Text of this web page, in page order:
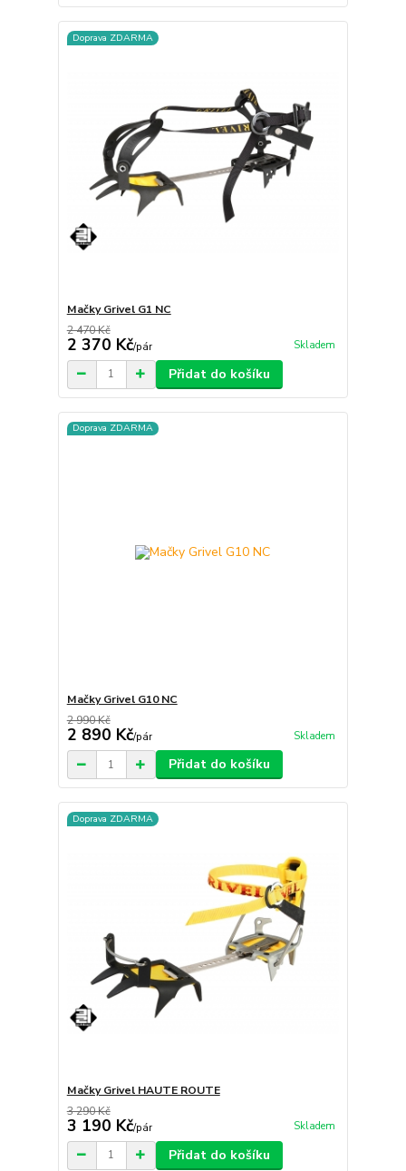
Doprava ZDARMA
Mačky Grivel G1 NC
2 470 Kč
2 370 Kč/pár Skladem
Přidat do košíku
Doprava ZDARMA
Mačky Grivel G10 NC
2 990 Kč
2 890 Kč/pár Skladem
Přidat do košíku
Doprava ZDARMA
Mačky Grivel HAUTE ROUTE
3 290 Kč
3 190 Kč/pár Skladem
Přidat do košíku